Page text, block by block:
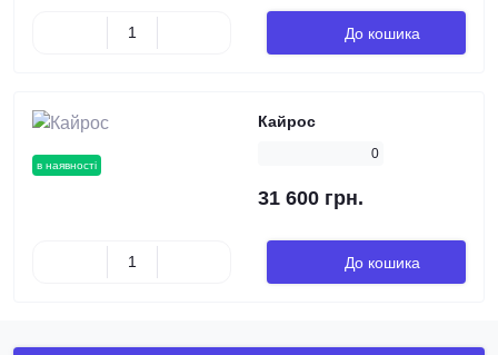
До кошика
в наявності
Кайрос
0
31 600 грн.
До кошика